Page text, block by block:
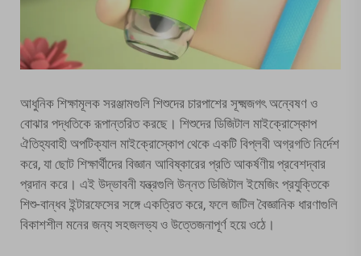
আধুনিক শিক্ষামূলক সরঞ্জামগুলি শিশুদের চারপাশের সূক্ষ্মজগৎ অন্বেষণ ও
বোঝার পদ্ধতিকে রূপান্তরিত করছে। শিশুদের ডিজিটাল মাইক্রোস্কোপ
ঐতিহ্যবাহী অপটিক্যাল মাইক্রোস্কোপ থেকে একটি বিপ্লবী অগ্রগতি নির্দেশ
করে, যা ছোট শিক্ষার্থীদের বিজ্ঞান আবিষ্কারের প্রতি আকর্ষণীয় প্রবেশদ্বার
প্রদান করে। এই উদ্ভাবনী যন্ত্রগুলি উন্নত ডিজিটাল ইমেজিং প্রযুক্তিকে
শিশু-বান্ধব ইন্টারফেসের সঙ্গে একত্রিত করে, ফলে জটিল বৈজ্ঞানিক ধারণাগুলি
বিকাশশীল মনের জন্য সহজলভ্য ও উত্তেজনাপূর্ণ হয়ে ওঠে।